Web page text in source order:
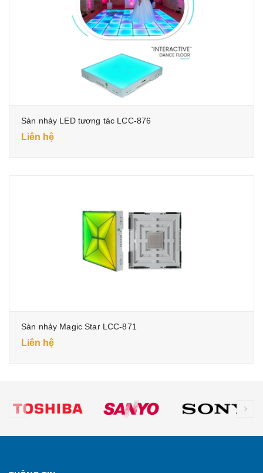
Sàn nhảy LED tương tác LCC-876
Liên hệ
Sàn nhảy Magic Star LCC-871
Liên hệ
prev